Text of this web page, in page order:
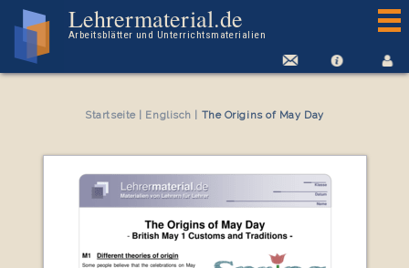
Lehrermaterial.de
Arbeitsblätter und Unterrichtsmaterialien
Startseite| Englisch The Origins of May Day